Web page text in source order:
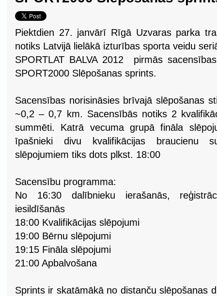
Piektdien 27. janvārī Rīgā Uzvaras parka
notiks Latvijā lielākā izturības sporta veidu
SPORTLAT BALVA 2012 pirmās
SPORT2000 Slēpošanas sprints.
Sacensības norisināsies brīvajā slēpošanas
~0,2 – 0,7 km. Sacensībās notiks 2
summēti. Katrā vecuma grupā fināla
īpašnieki divu kvalifikācijas braucienu
slēpojumiem tiks dots plkst. 18:00
Sacensību programma:
No 16:30 dalībnieku ierašanās,
iesildīšanās
18:00 Kvalifikācijas slēpojumi
19:00 Bērnu slēpojumi
19:15 Fināla slēpojumi
21:00 Apbalvošana
Sprints ir skatāmākā no distanču slēpošanas